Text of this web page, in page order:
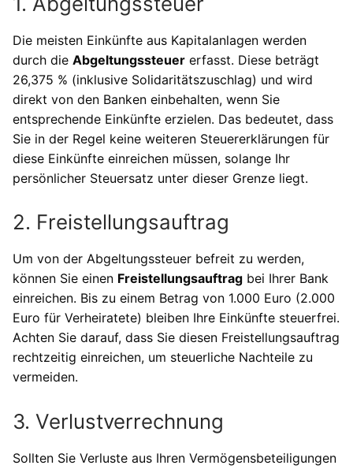
Die meisten Einkünfte aus Kapitalanlagen werden
durch die Abgeltungssteuer erfasst. Diese beträgt
26,375 % (inklusive Solidaritätszuschlag) und wird
direkt von den Banken einbehalten, wenn Sie
entsprechende Einkünfte erzielen. Das bedeutet, dass
Sie in der Regel keine weiteren Steuererklärungen für
diese Einkünfte einreichen müssen, solange Ihr
persönlicher Steuersatz unter dieser Grenze liegt.
2. Freistellungsauftrag
Um von der Abgeltungssteuer befreit zu werden,
können Sie einen Freistellungsauftrag bei Ihrer Bank
einreichen. Bis zu einem Betrag von 1.000 Euro (2.000
Euro für Verheiratete) bleiben Ihre Einkünfte steuerfrei.
Achten Sie darauf, dass Sie diesen Freistellungsauftrag
rechtzeitig einreichen, um steuerliche Nachteile zu
vermeiden.
3. Verlustverrechnung
Sollten Sie Verluste aus Ihren Vermögensbeteiligungen